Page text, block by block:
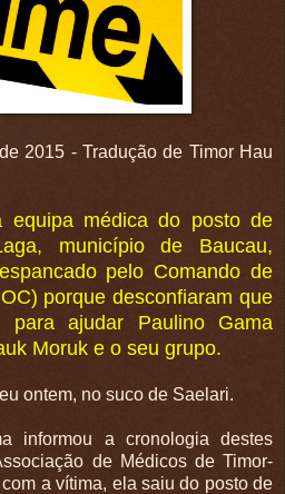
2015 - Tradução de Timor Hau
médica do posto de
município de Baucau,
pelo Comando de
porque desconfiaram que
para ajudar Paulino Gama
Moruk e o seu grupo.
ontem, no suco de Saelari.
informou a cronologia destes
de Médicos de Timor-
a vítima, ela saiu do posto de